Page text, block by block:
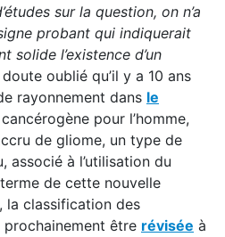
sur la question, on n’a
probant qui indiquerait
solide l’existence d’un
oublié qu’il y a 10 ans
rayonnement dans le
pour l’homme,
de gliome, un type de
associé à l’utilisation du
de cette nouvelle
la classification des
être révisée à